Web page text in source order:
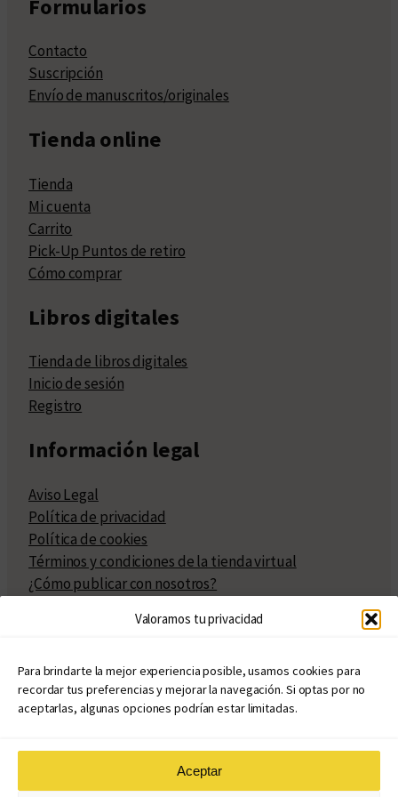
Valoramos tu privacidad
Para brindarte la mejor experiencia posible, usamos cookies para
recordar tus preferencias y mejorar la navegación. Si optas por no
aceptarlas, algunas opciones podrían estar limitadas.
Aceptar
Formularios
Contacto
Suscripción
Envío de manuscritos/originales
Tienda online
Tienda
Mi cuenta
Carrito
Pick-Up Puntos de retiro
Cómo comprar
Libros digitales
Tienda de libros digitales
Inicio de sesión
Registro
Información legal
Aviso Legal
Política de privacidad
Política de cookies
Términos y condiciones de la tienda virtual
¿Cómo publicar con nosotros?
Políticas de publicación
Políticas de coedición
Atribuciones